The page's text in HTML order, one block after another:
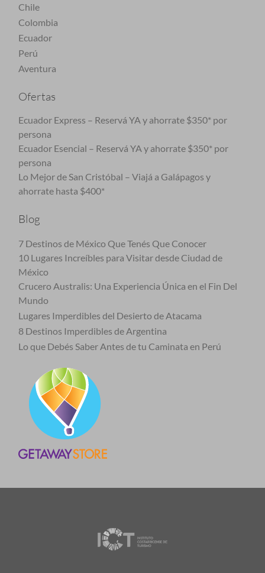
Chile
Colombia
Ecuador
Perú
Aventura
Ofertas
Ecuador Express – Reservá YA y ahorrate $350* por
persona
Ecuador Esencial – Reservá YA y ahorrate $350* por
persona
Lo Mejor de San Cristóbal – Viajá a Galápagos y
ahorrate hasta $400*
Blog
7 Destinos de México Que Tenés Que Conocer
10 Lugares Increíbles para Visitar desde Ciudad de
México
Crucero Australis: Una Experiencia Única en el Fin Del
Mundo
Lugares Imperdibles del Desierto de Atacama
8 Destinos Imperdibles de Argentina
Lo que Debés Saber Antes de tu Caminata en Perú